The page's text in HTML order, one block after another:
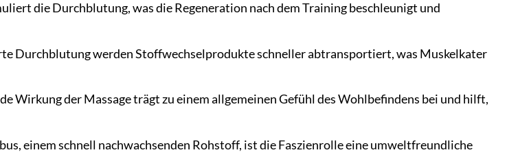
die Durchblutung, was die Regeneration nach dem Training beschleunigt und
Durchblutung werden Stoffwechselprodukte schneller abtransportiert, was Muskelkater
Wirkung der Massage trägt zu einem allgemeinen Gefühl des Wohlbefindens bei und hilft,
einem schnell nachwachsenden Rohstoff, ist die Faszienrolle eine umweltfreundliche